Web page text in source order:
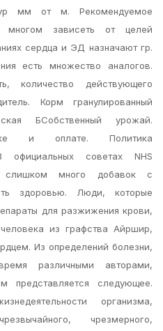
мм от м. Рекомендуемое
многом зависеть от целей
сердца и ЭД назначают гр.
есть множество аналогов.
количество действующего
Корм гранулированный
БСобственный урожай.
и оплате. Политика
официальных советах NHS
слишком много добавок с
здоровью. Люди, которые
для разжижения крови,
из графства Айршир,
Из определений болезни,
различными авторами,
представляется следующее.
организма,
чрезмерного,